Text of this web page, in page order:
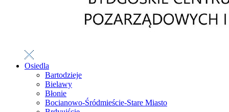
Osiedla
Bartodzieje
Bielawy
Błonie
Bocianowo-Śródmieście-Stare Miasto